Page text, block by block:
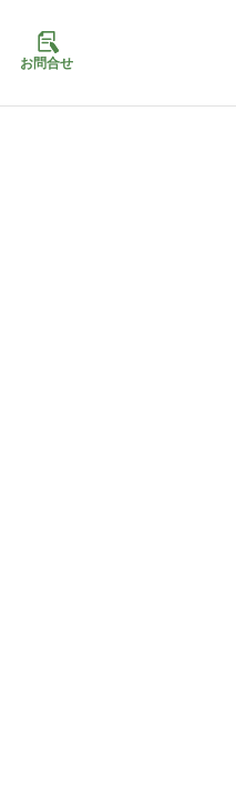
お問合せ